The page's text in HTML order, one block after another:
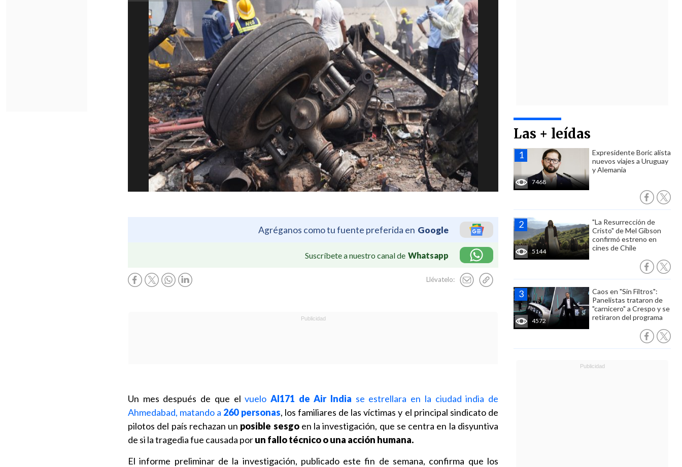
Agréganos como tu fuente preferida en Google
Suscríbete a nuestro canal de Whatsapp
Llévatelo:
Las + leídas
7468
Expresidente Boric alista
nuevos viajes a Uruguay
y Alemania
5144
"La Resurrección de
Cristo" de Mel Gibson
confirmó estreno en
cines de Chile
4572
Caos en "Sin Filtros":
Panelistas trataron de
"carnicero" a Crespo y se
retiraron del programa
Un mes después de que elvuelo AI171 de Air India se estrellara en la ciudad india de
Ahmedabad, matando a 260 personas, los familiares de las víctimas y el principal sindicato de
pilotos del país rechazan un posible sesgo en la investigación, que se centra en la disyuntiva
de si la tragedia fue causada porun fallo técnico o una acción humana.
El informe preliminar de la investigación, publicado este fin de semana, confirma que los